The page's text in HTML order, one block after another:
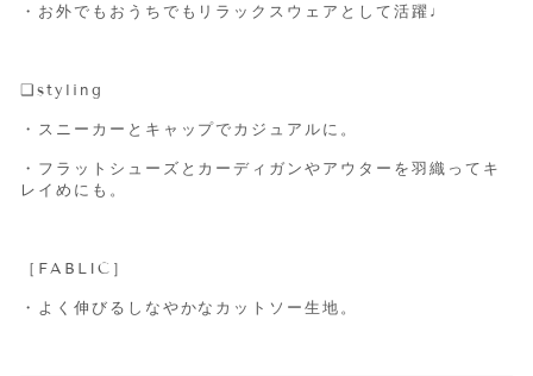
・お外でもおうちでもリラックスウェアとして活躍♩
❑styling
・スニーカーとキャップでカジュアルに。
・フラットシューズとカーディガンやアウターを羽織ってキ
レイめにも。
［FABLIC］
・よく伸びるしなやかなカットソー生地。